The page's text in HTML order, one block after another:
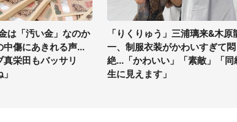
は「汚い金」なのか
中傷にあきれる声...
真栄田もバッサリ
「りくりゅう」三浦璃来&木原
一、制服衣装がかわいすぎて悶
絶...「かわいい」「素敵」「同
生に見えます」